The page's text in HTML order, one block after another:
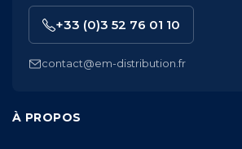
À PROPOS
+33 (0)3 52 76 01 10
contact@em-distribution.fr